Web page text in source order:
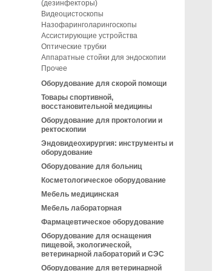
(дезинфекторы)
Видеоцистоскопы
Назофаринголарингоскопы
Ассистирующие устройства
Оптические трубки
Аппаратные стойки для эндоскопии
Прочее
Оборудование для скорой помощи
Товары спортивной,
восстановительной медицины
Оборудование для проктологии и
ректоскопии
Эндовидеохирургия: инструменты и
оборудование
Оборудование для больниц
Косметологическое оборудование
Мебель медицинская
Мебель лабораторная
Фармацевтическое оборудование
Оборудование для оснащения
пищевой, экологической,
ветеринарной лабораторий и СЭС
Оборудование для ветеринарной